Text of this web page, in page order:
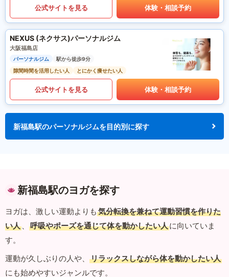
公式サイトを見る 体験・相談予約
NEXUS (ネクサス)パーソナルジム
大阪福島店
パーソナルジム
駅から徒歩9分
隙間時間を活用したい人
とにかく痩せたい人
公式サイトを見る 体験・相談予約
新福島駅のパーソナルジムを目的別に探す
新福島駅のヨガを探す
ヨガは、激しい運動よりも 気分転換を兼ねて運動習慣を作りた
い人 、 呼吸やポーズを通じて体を動かしたい人に向いていま
す。
運動が久しぶりの人や、
リラックスしながら体を動かしたい人
にも始めやすいジャンルです。